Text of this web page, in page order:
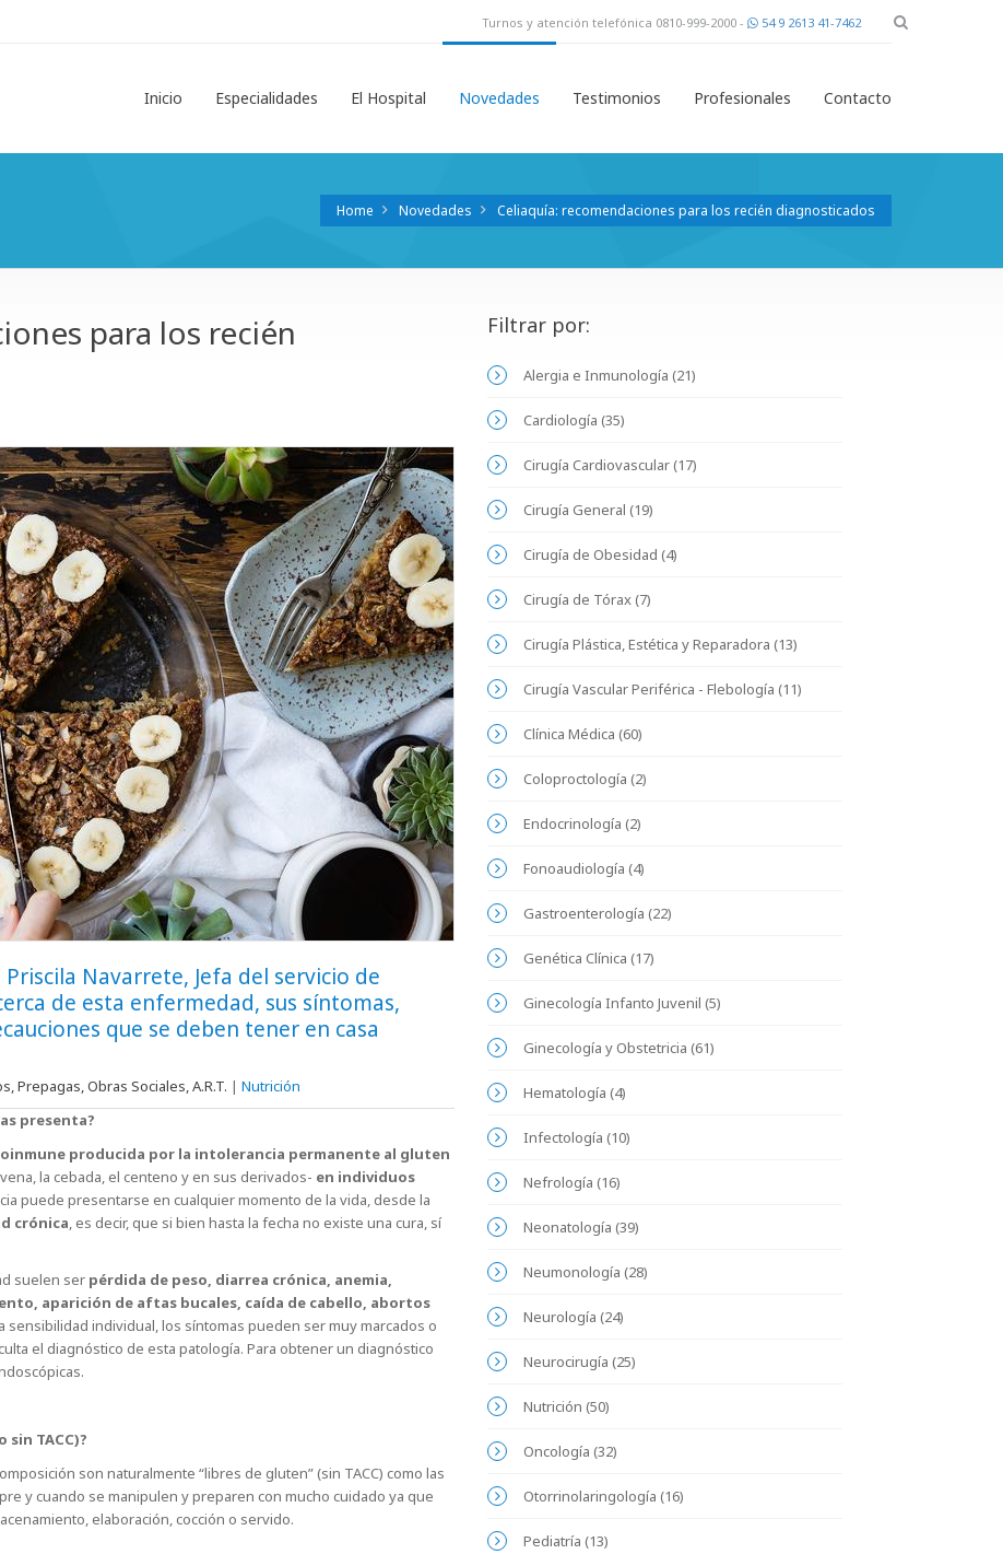
Turnos y atención telefónica 0810-999-2000 - 54 9 2613 41-7462
Inicio Especialidades El Hospital Novedades Testimonios Profesionales Contacto
Home Novedades Celiaquía: recomendaciones para los recién diagnosticados
para los recién
Navarrete, Jefa del servicio de
de esta enfermedad, sus síntomas,
que se deben tener en casa
Prepagas, Obras Sociales, A.R.T. | Nutrición
presenta?
producida por la intolerancia permanente al gluten
la cebada, el centeno y en sus derivados- en individuos
puede presentarse en cualquier momento de la vida, desde la
crónica, es decir, que si bien hasta la fecha no existe una cura, sí
suelen ser pérdida de peso, diarrea crónica, anemia,
aparición de aftas bucales, caída de cabello, abortos
sensibilidad individual, los síntomas pueden ser muy marcados o
el diagnóstico de esta patología. Para obtener un diagnóstico
TACC)?
son naturalmente “libres de gluten” (sin TACC) como las
y cuando se manipulen y preparen con mucho cuidado ya que
elaboración, cocción o servido.
Filtrar por:
Alergia e Inmunología (21)
Cardiología (35)
Cirugía Cardiovascular (17)
Cirugía General (19)
Cirugía de Obesidad (4)
Cirugía de Tórax (7)
Cirugía Plástica, Estética y Reparadora (13)
Cirugía Vascular Periférica - Flebología (11)
Clínica Médica (60)
Coloproctología (2)
Endocrinología (2)
Fonoaudiología (4)
Gastroenterología (22)
Genética Clínica (17)
Ginecología Infanto Juvenil (5)
Ginecología y Obstetricia (61)
Hematología (4)
Infectología (10)
Nefrología (16)
Neonatología (39)
Neumonología (28)
Neurología (24)
Neurocirugía (25)
Nutrición (50)
Oncología (32)
Otorrinolaringología (16)
Pediatría (13)